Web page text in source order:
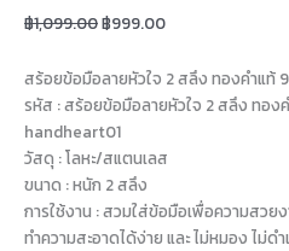
฿1,099.00฿999.00
สร้อยข้อมือลายหัวใจ 2 สลึง ทองคำแท้
รหัส : สร้อยข้อมือลายหัวใจ 2 สลึง ทอง
handheart01
วัสดุ : โลหะ/สแตนเลส
ขนาด : หนัก 2 สลึง
การใช้งาน : สวมใส่ข้อมือเพื่อความสวย
ทำความสะอาดได้ง่าย และ ไม่หมอง ไม่ดำ
PVD